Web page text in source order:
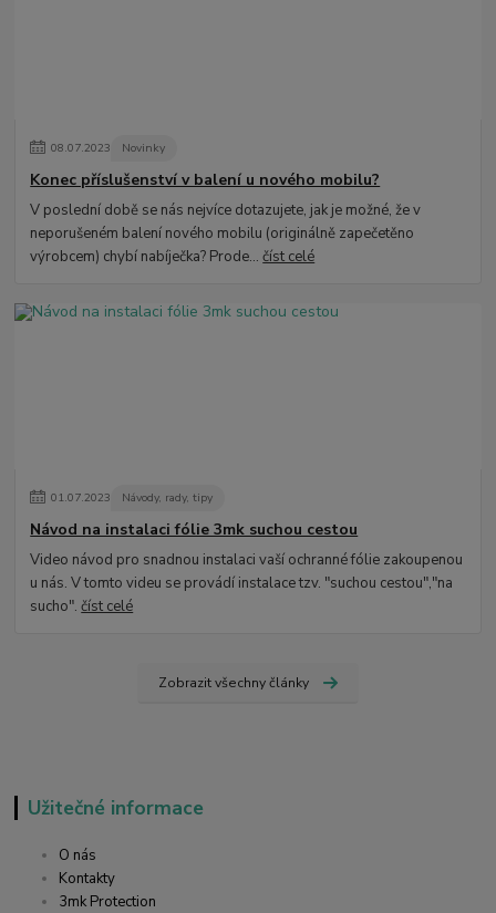
08.07.2023 Novinky
Konec příslušenství v balení u nového mobilu?
V poslední době se nás nejvíce dotazujete, jak je možné, že v
neporušeném balení nového mobilu (originálně zapečetěno
výrobcem) chybí nabíječka? Prode...číst celé
01.07.2023 Návody, rady, tipy
Návod na instalaci fólie 3mk suchou cestou
Video návod pro snadnou instalaci vaší ochranné fólie zakoupenou
u nás. V tomto videu se provádí instalace tzv. "suchou cestou","na
sucho".číst celé
Zobrazit všechny články
Užitečné informace
O nás
Kontakty
3mk Protection